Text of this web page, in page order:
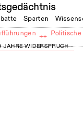
Sparten
++
WIDERSPRUCH –